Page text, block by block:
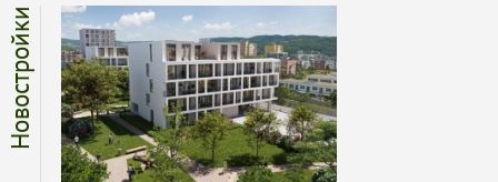
Новостройки